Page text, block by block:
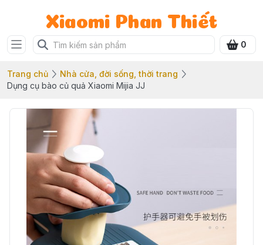
Xiaomi Phan Thiết
0
Trang chủ
Nhà cửa, đời sống, thời trang
Dụng cụ bào củ quả Xiaomi Mijia JJ